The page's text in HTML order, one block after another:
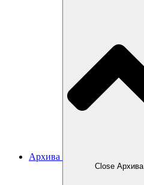
Архива
Close Архива